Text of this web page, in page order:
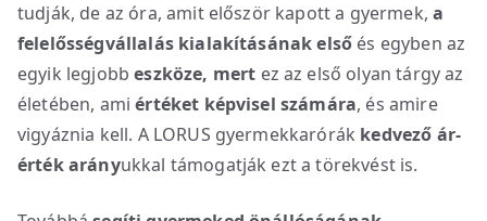
tudják, de az óra, amit először kapott a gyermek,a
felelősségvállalás kialakításának első és egyben az
egyik legjobbeszköze, mert ez az első olyan tárgy az
életében, amiértéket képvisel számára, és amire
vigyáznia kell. A LORUS gyermekkarórák kedvező ár-
érték arányukkal támogatják ezt a törekvést is.